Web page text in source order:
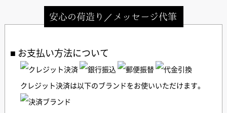
安心の荷造り／メッセージ代筆
お支払い方法について
クレジット決済は以下のブランドをお使いいただけます。